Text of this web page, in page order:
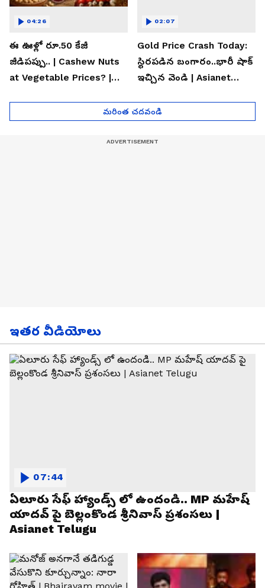
ఈ ఊళ్లో రూ.50 కేజీ
జీడిపప్పు.. | Cashew Nuts
at Vegetable Prices? |
04:26
Gold Price Crash Today:
స్థిరపడిన బంగారం..భారీ షాక్
ఇచ్చిన వెండి | Asianet
02:07
మరింత చదవండి
ఇతర వీడియోలు
ఏలూరు సేఫ్ హ్యాండ్స్ లో ఉందండి.. MP మహేష్
యాదవ్ పై బెల్లంకొండ శ్రీనివాస్ ప్రశంసలు |
Asianet Telugu
07:44